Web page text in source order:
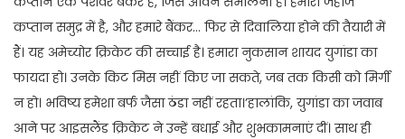
कप्तान समुद्र में है, और हमारे बैंकर… फिर से दिवालिया होने की तैयारी में
हैं। यह अमेच्योर क्रिकेट की सच्चाई है। हमारा नुकसान शायद युगांडा का
फायदा हो। उनके किट मिस नहीं किए जा सकते, जब तक किसी को मिर्गी
न हो। भविष्य हमेशा बर्फ जैसा ठंडा नहीं रहता।’हालांकि, युगांडा का जवाब
आने पर आइसलैंड क्रिकेट ने उन्हें बधाई और शुभकामनाएं दीं। साथ ही